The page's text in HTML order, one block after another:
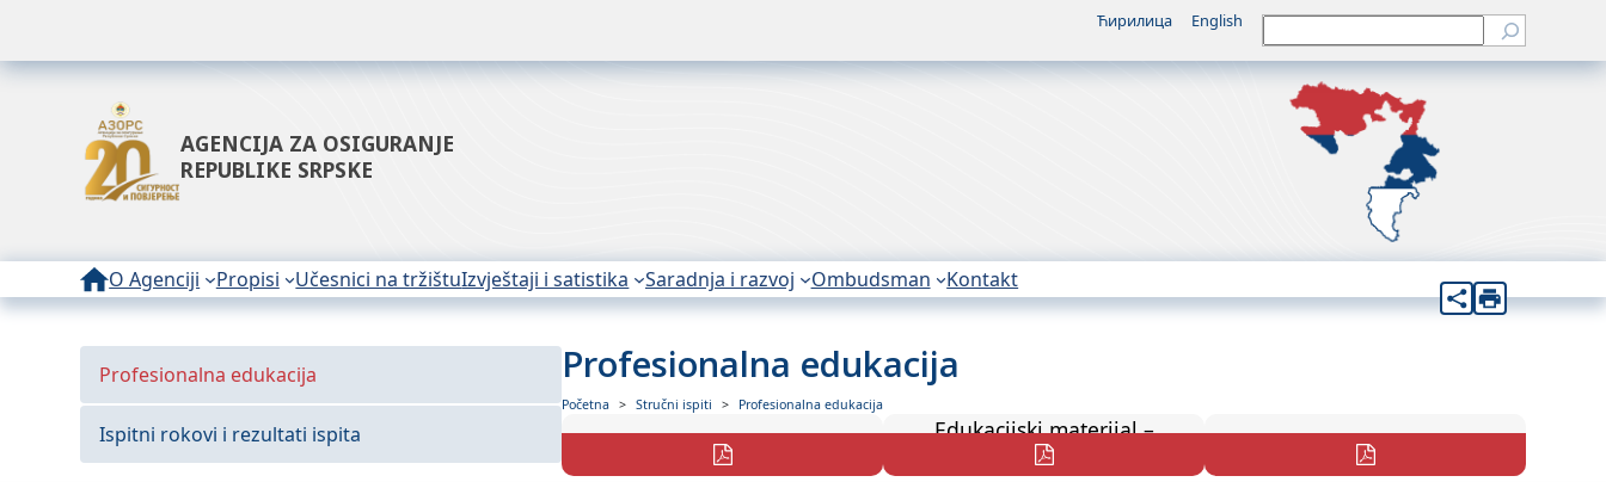
Ћирилица English Претрага
AGENCIJA ZA OSIGURANJE
REPUBLIKE SRPSKE
O Agenciji Propisi Učesnici na tržištuIzvještaji i satistika Saradnja i razvoj Ombudsman Kontakt
Profesionalna edukacija
Ispitni rokovi i rezultati ispita
Profesionalna edukacija
Početna Stručni ispiti Profesionalna edukacija
Pravilnik o stručnom ispitu
Edukacijski materijal –
Prezentacije
Obavezna literatura